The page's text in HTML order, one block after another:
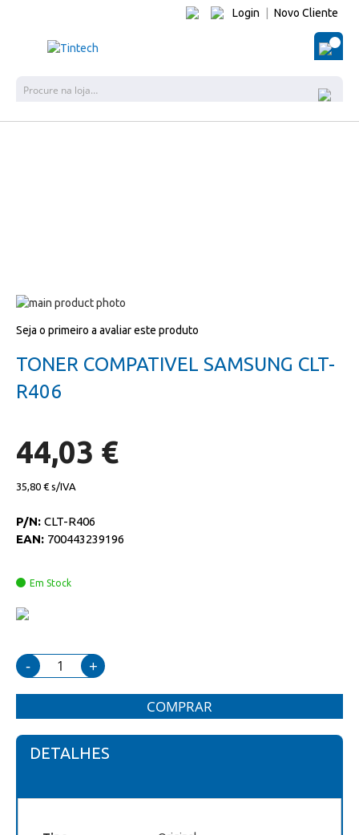
Login Novo Cliente
O
Salte
o
galeria
de
para
início
da
galeria
Seja o primeiro a avaliar este produto
TONER COMPATIVEL SAMSUNG CLT-
R406
44,03 €
35,80 €
P/N: CLT-R406
EAN: 700443239196
Em Stock
- +
COMPRAR
DETALHES